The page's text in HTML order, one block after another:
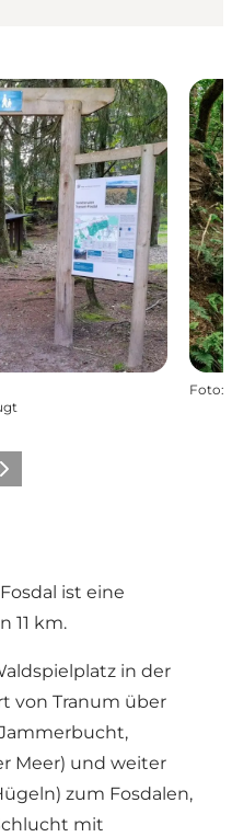
Foto:
ist eine
11 km.
in der
von Tranum über
Meer) und weiter
zum Fosdalen,
mit